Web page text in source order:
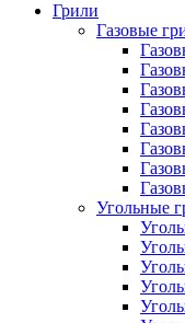
Грили
Газовые
Угольные